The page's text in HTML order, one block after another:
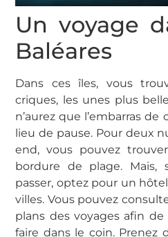
Un voyage
Baléares
Dans ces îles, vous
criques, les unes plus
n’aurez que l’embarras
lieu de pause. Pour deux
end, vous pouvez
bordure de plage. Mais,
passer, optez pour un
villes. Vous pouvez
plans des voyages afin
faire dans le coin. Prenez